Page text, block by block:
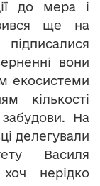
до мера і
ще на
вони
екосистеми
кількості
На
делегували
Василя
нерідко